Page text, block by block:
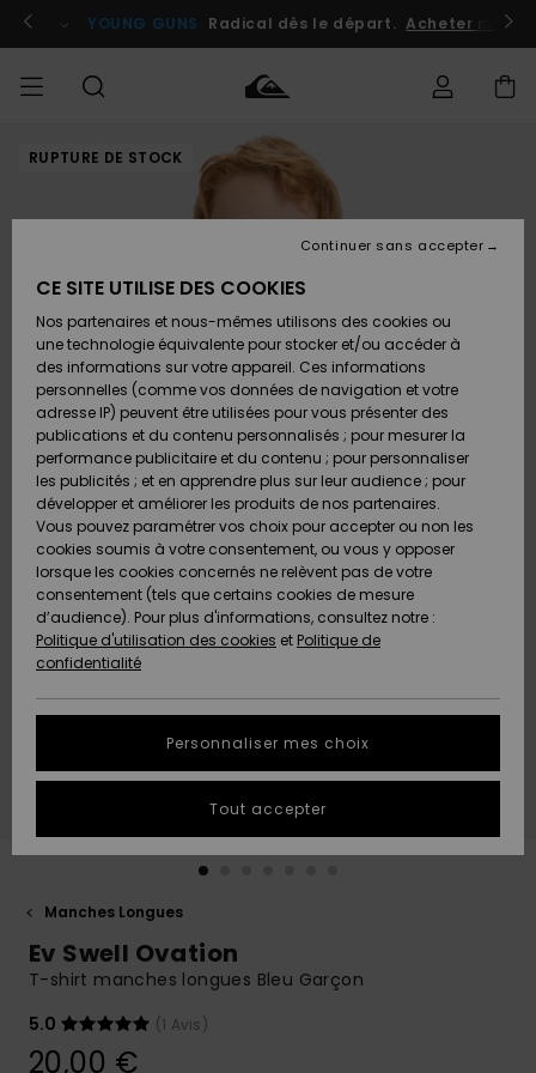
l'information
le
Se connecter / s'inscrire
YOUNG GUNS Radical dès le départ. Acheter
HOMME Vêtements
Chaussures
& Tongs
Surf
Snow
Nouveautés
A
Découvrir
Vêtements
Chaussures
& Tongs
Surf
Snow
Nouveautés
A
Découvrir
FEMME
Shop
A
Découvrir
Snow
SURF
Surf
Homme
Surf
Shop
Enfant
Highlights
Communauté
SNOW
Snow
Homme
Snow
Shop
Enfant
Snow
Shop
Femme
A
Découvrir
Communauté
OUTLET
Outlet
Enfant
Outlet
Femme
AIDE &
CONTACT
Accéder à
commande
Retours
Paiement
Carte
Cadeau
Quiksilver
Freedom
Protection
des
tailles
conversation
obtenir la
plus rapide
à votre
question.
Démarrer
MAGASINS
QUIKSILVER
RUPTURE DE STOCK
Manches Longues
Ev Swell Ovation
T-shirt manches longues Bleu Garçon
5.0
(1 Avis)
20,00 €
CE SITE UTILISE DES COOKIES
Nos partenaires et nous-mêmes utilisons des cookies ou
une technologie équivalente pour stocker et/ou accéder à
des informations sur votre appareil. Ces informations
personnelles (comme vos données de navigation et votre
adresse IP) peuvent être utilisées pour vous présenter des
publications et du contenu personnalisés ; pour mesurer la
performance publicitaire et du contenu ; pour personnaliser
les publicités ; et en apprendre plus sur leur audience ; pour
développer et améliorer les produits de nos partenaires.
Vous pouvez paramétrer vos choix pour accepter ou non les
cookies soumis à votre consentement, ou vous y opposer
lorsque les cookies concernés ne relèvent pas de votre
consentement (tels que certains cookies de mesure
d’audience). Pour plus d'informations, consultez notre :
Politique d'utilisation des cookies et Politique de
confidentialité
Personnaliser mes choix
Continuer sans accepter
Tout accepter